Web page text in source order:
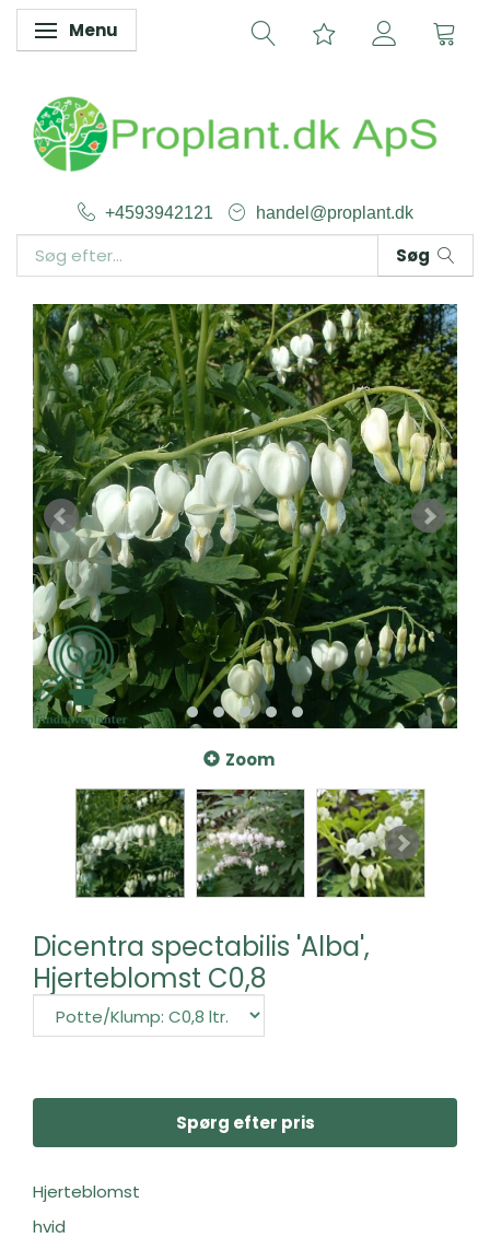
Skifte navigation
Menu
+4593942121 handel@proplant.dk
Søg
Zoom
Dicentra spectabilis 'Alba',
Hjerteblomst C0,8
Spørg efter pris
Hjerteblomst
hvid